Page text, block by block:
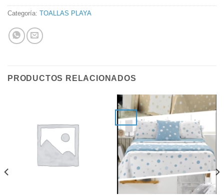
Categoría: TOALLAS PLAYA
PRODUCTOS RELACIONADOS